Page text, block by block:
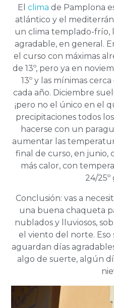
El clima de Pamplona
atlántico y el
un clima templado-frío,
agradable, en general.
el curso con máximas
de 13º, pero ya en
13º y las mínimas
cada año. Diciembre
¡pero no el único en el
precipitaciones todos
hacerse con un
aumentar las
final de curso, en junio,
más calor, con
24/25º
Conclusión: vas a
una buena chaqueta
nublados y lluviosos,
el viento del norte.
aguardan días
algo de suerte, algún